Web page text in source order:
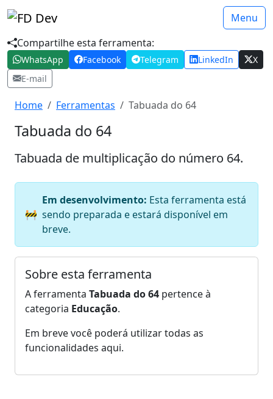
Menu
Compartilhe esta ferramenta:
WhatsApp Facebook Telegram LinkedIn
X
E-mail
Home Ferramentas Tabuada do 64
Tabuada do 64
Tabuada de multiplicação do número 64.
🚧
Em desenvolvimento: Esta ferramenta está
sendo preparada e estará disponível em
breve.
Sobre esta ferramenta
A ferramenta Tabuada do 64 pertence à
categoria Educação.
Em breve você poderá utilizar todas as
funcionalidades aqui.